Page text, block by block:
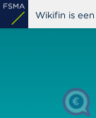
Overslaan
en
Wikifin is